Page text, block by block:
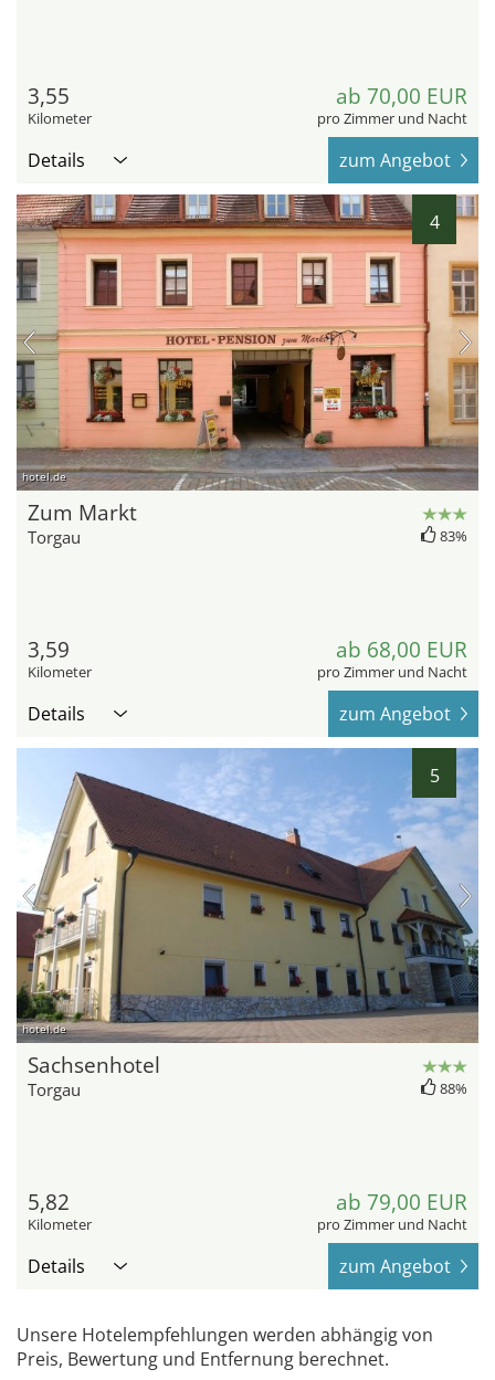
3,55
Kilometer
ab 70,00 EUR
pro Zimmer und Nacht
Details zum Angebot
4
hotel.de
Zum Markt
Torgau 83%
3,59
Kilometer
ab 68,00 EUR
pro Zimmer und Nacht
Details zum Angebot
5
hotel.de
Sachsenhotel
Torgau 88%
5,82
Kilometer
ab 79,00 EUR
pro Zimmer und Nacht
Details zum Angebot
Unsere Hotelempfehlungen werden abhängig von
Preis, Bewertung und Entfernung berechnet.